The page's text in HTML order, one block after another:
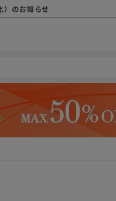
について
）のお知らせ
の影響について
さい
まして
して
ださい